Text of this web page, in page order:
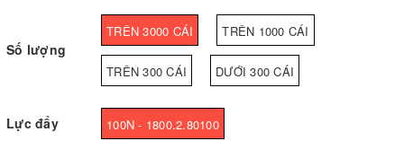
Số lượng
TRÊN 3000 CÁI TRÊN 1000 CÁI
TRÊN 300 CÁI DƯỚI 300 CÁI
Lực đẩy 100N - 1800.2.80100